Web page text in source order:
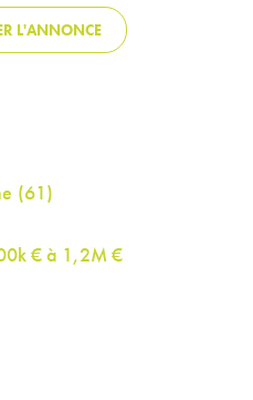
L'ANNONCE
(61)
€ à 1,2M €